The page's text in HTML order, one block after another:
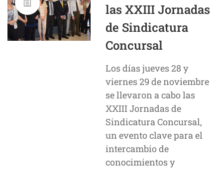
las XXIII Jornadas
de Sindicatura
Concursal
Los días jueves 28 y
viernes 29 de noviembre
se llevaron a cabo las
XXIII Jornadas de
Sindicatura Concursal,
un evento clave para el
intercambio de
conocimientos y